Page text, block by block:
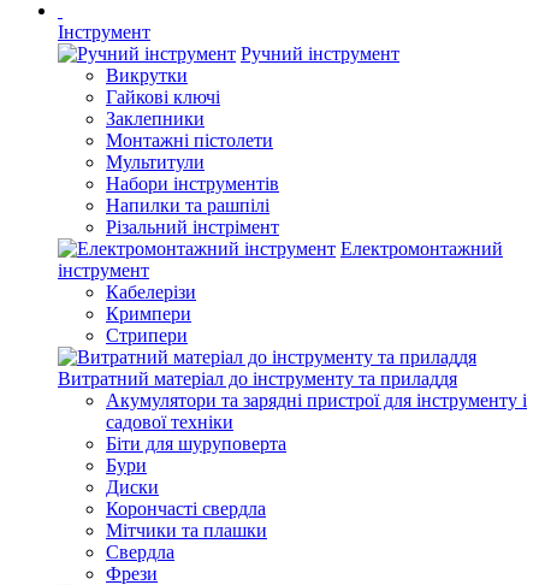
Інструмент
Ручний інструмент
Викрутки
Гайкові ключі
Заклепники
Монтажні пістолети
Мультитули
Набори інструментів
Напилки та рашпілі
Різальний інстрімент
Електромонтажний
інструмент
Кабелерізи
Кримпери
Стрипери
Витратний матеріал до інструменту та приладдя
Акумулятори та зарядні пристрої для інструменту і
садової техніки
Біти для шуруповерта
Бури
Диски
Корончасті свердла
Мітчики та плашки
Свердла
Фрези